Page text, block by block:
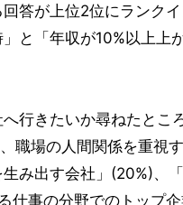
答が上位2位にランク
と「年収が10%以上上
行きたいか尋ねたとこ
職場の人間関係を重視
み出す会社」(20%)、
仕事の分野でのトップ企